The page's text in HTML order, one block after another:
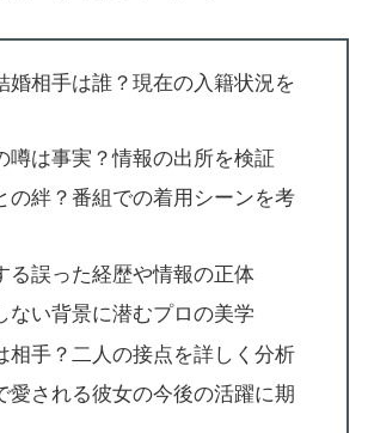
婚相手は誰？現在の入籍状況を
噂は事実？情報の出所を検証
の絆？番組での着用シーンを考
る誤った経歴や情報の正体
ない背景に潜むプロの美学
相手？二人の接点を詳しく分析
愛される彼女の今後の活躍に期